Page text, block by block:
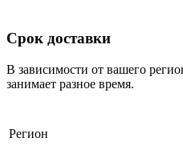
Срок доставки
В зависимости от вашего
занимает разное время.
Регион